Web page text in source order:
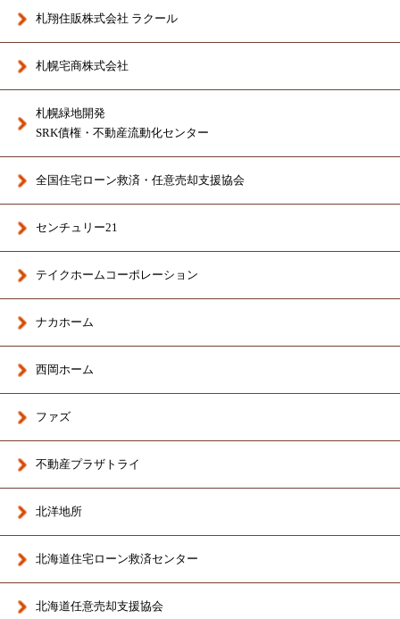
札翔住販株式会社 ラクール
札幌宅商株式会社
札幌緑地開発
SRK債権・不動産流動化センター
全国住宅ローン救済・任意売却支援協会
センチュリー21
テイクホームコーポレーション
ナカホーム
西岡ホーム
ファズ
不動産プラザトライ
北洋地所
北海道住宅ローン救済センター
北海道任意売却支援協会